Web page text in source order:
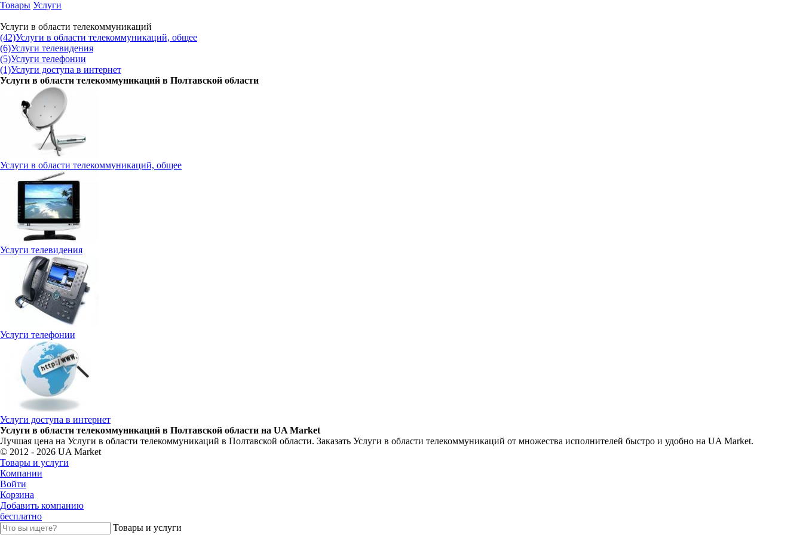
Товары Услуги
Услуги в области телекоммуникаций
(42)Услуги в области телекоммуникаций, общее
(6)Услуги телевидения
(5)Услуги телефонии
(1)Услуги доступа в интернет
Услуги в области телекоммуникаций в Полтавской области
Услуги в области телекоммуникаций, общее
Услуги телевидения
Услуги телефонии
Услуги доступа в интернет
Услуги в области телекоммуникаций в Полтавской области на UA Market
Лучшая цена на Услуги в области телекоммуникаций в Полтавской области. Заказать Услуги в области телекоммуникаций от множества исполнителей быстро и удобно на UA Market.
© 2012 - 2026 UA Market
Товары и услуги
Компании
Войти
Корзина
Добавить компанию
бесплатно
Товары и услуги